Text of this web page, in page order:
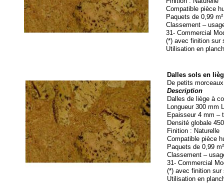
Compatible pièce
Paquets de 0,99
Classement –
31- Commercial
(*) avec finition sur
Utilisation en
Dalles sols en
De petits
Description
Dalles de liège à
Longueur 300 mm
Epaisseur 4 mm –
Densité globale
Finition : Naturelle
Compatible pièce
Paquets de 0,99
Classement –
31- Commercial
(*) avec finition sur
Utilisation en